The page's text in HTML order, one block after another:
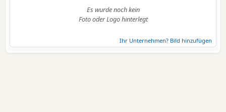
Es wurde noch kein
Foto oder Logo hinterlegt
Ihr Unternehmen? Bild hinzufügen